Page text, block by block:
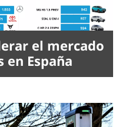
el mercado
en España